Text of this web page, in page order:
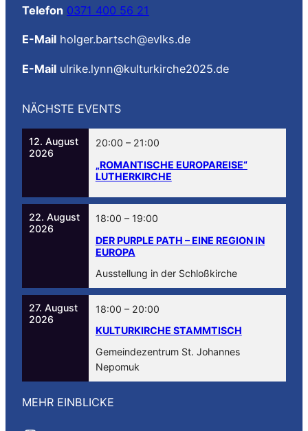
Telefon 0371 400 56 21
E-Mail holger.bartsch@evlks.de
E-Mail ulrike.lynn@kulturkirche2025.de
NÄCHSTE EVENTS
12. August
2026
20:00 –21:00
„ROMANTISCHE EUROPAREISE“
LUTHERKIRCHE
22. August
2026
18:00 –19:00
DER PURPLE PATH – EINE REGION IN
EUROPA
Ausstellung in der Schloßkirche
27. August
2026
18:00 –20:00
KULTURKIRCHE STAMMTISCH
Gemeindezentrum St. Johannes
Nepomuk
MEHR EINBLICKE